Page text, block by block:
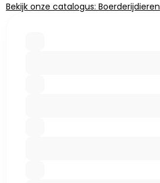
Bekijk onze catalogus: Boerderijdieren